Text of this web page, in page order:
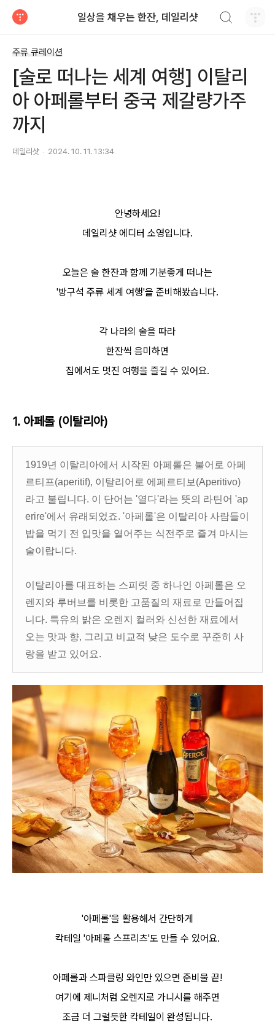
일상을 채우는 한잔, 데일리샷
주류 큐레이션
[술로 떠나는 세계 여행] 이탈리
아 아페롤부터 중국 제갈량가주
까지
데일리샷 2024. 10. 11. 13:34
안녕하세요!
데일리샷 에디터 소영입니다.
오늘은 술 한잔과 함께 기분좋게 떠나는
'방구석 주류 세계 여행'을 준비해봤습니다.
각 나라의 술을 따라
한잔씩 음미하면
집에서도 멋진 여행을 즐길 수 있어요.
1. 아페롤 (이탈리아)
1919년 이탈리아에서 시작된 아페롤은 불어로 아페
르티프(aperitif), 이탈리어로 에페르티보(Aperitivo)
라고 불립니다. 이 단어는 '열다'라는 뜻의 라틴어 'ap
erire'에서 유래되었죠. '아페롤'은 이탈리아 사람들이
밥을 먹기 전 입맛을 열어주는 식전주로 즐겨 마시는
술이랍니다.
이탈리아를 대표하는 스피릿 중 하나인 아페롤은 오
렌지와 루버브를 비롯한 고품질의 재료로 만들어집
니다. 특유의 밝은 오렌지 컬러와 신선한 재료에서
오는 맛과 향, 그리고 비교적 낮은 도수로 꾸준히 사
랑을 받고 있어요.
'아페롤'을 활용해서 간단하게
칵테일 '아페롤 스프리츠'도 만들 수 있어요.
아페롤과 스파클링 와인만 있으면 준비물 끝!
여기에 제니처럼 오렌지로 가니시를 해주면
조금 더 그럴듯한 칵테일이 완성됩니다.